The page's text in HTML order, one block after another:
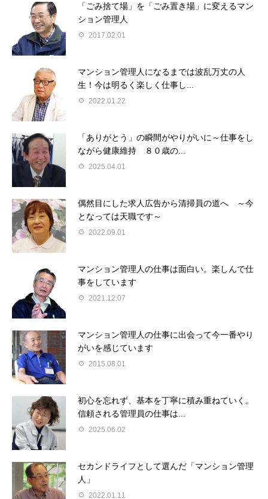
「ごみ捨て場」を「ごみ置き場」に変えるマン
ション管理人
2017.02.01
マンション管理人になるまでは波乱万丈の人
生！今は明るく楽しく仕事し...
2022.01.22
「ありがとう」の瞬間がやりがいに～仕事をし
ながら健康維持 ８０歳の...
2025.04.01
偶然目にした求人広告から清掃員の道へ ～今
となっては天職です～
2022.09.01
マンション管理人の仕事は面白い。楽しんで仕
事をしています
2021.12.07
マンション管理人の仕事に出会って今一番やり
がいを感じています
2015.08.01
初心を忘れず、基本を丁寧に積み重ねていく。
信頼される管理員の仕事は...
2025.06.02
セカンドライフとして選んだ「マンション管理
人」
2022.01.11